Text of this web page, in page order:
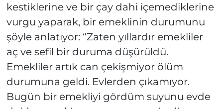
kestiklerine ve bir çay dahi içemediklerine
vurgu yaparak, bir emeklinin durumunu
şöyle anlatıyor: “Zaten yıllardır emekliler
aç ve sefil bir duruma düşürüldü.
Emekliler artık can çekişmiyor ölüm
durumuna geldi. Evlerden çıkamıyor.
Bugün bir emekliyi gördüm suyunu evde